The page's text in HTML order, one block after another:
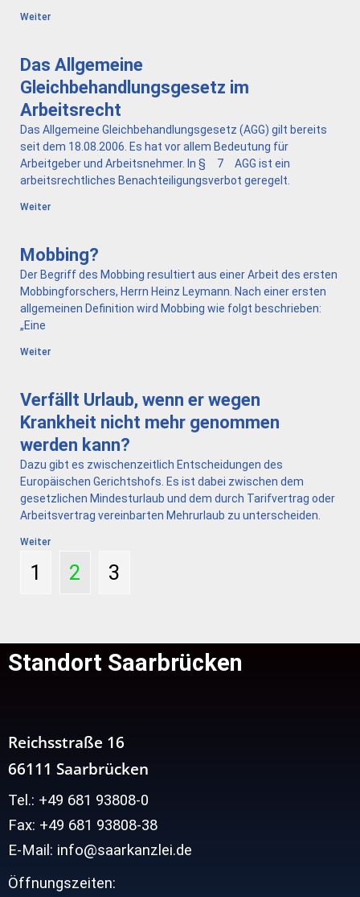
Weiter
Das Allgemeine
Gleichbehandlungsgesetz im
Arbeitsrecht
Das Allgemeine Gleichbehandlungsgesetz (AGG) gilt bereits
seit dem 18.08.2006. Es hat vor allem Bedeutung für
Arbeitgeber und Arbeitsnehmer. In § 7 AGG ist ein
arbeitsrechtliches Benachteiligungsverbot geregelt.
Weiter
Mobbing?
Der Begriff des Mobbing resultiert aus einer Arbeit des ersten
Mobbingforschers, Herrn Heinz Leymann. Nach einer ersten
allgemeinen Definition wird Mobbing wie folgt beschrieben:
„Eine
Weiter
Verfällt Urlaub, wenn er wegen
Krankheit nicht mehr genommen
werden kann?
Dazu gibt es zwischenzeitlich Entscheidungen des
Europäischen Gerichtshofs. Es ist dabei zwischen dem
gesetzlichen Mindesturlaub und dem durch Tarifvertrag oder
Arbeitsvertrag vereinbarten Mehrurlaub zu unterscheiden.
Weiter
1 2 3
Standort Saarbrücken
Reichsstraße 16
66111 Saarbrücken
Tel.: +49 681 93808-0
Fax: +49 681 93808-38
E-Mail: info@saarkanzlei.de
Öffnungszeiten: